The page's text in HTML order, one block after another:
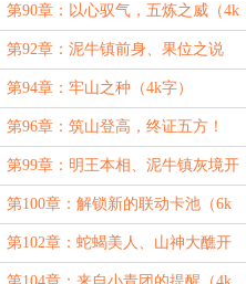
第90章：以心驭气，五炼之威（4k
字）
第92章：泥牛镇前身、果位之说
（有重要设定·6k字）
第94章：牢山之种（4k字）
第96章：筑山登高，终证五方！
（上）（6k字）
第99章：明王本相、泥牛镇灰境开
启（4k字）
第100章：解锁新的联动卡池（6k
字）
第102章：蛇蝎美人、山神大醮开
启（4k字）